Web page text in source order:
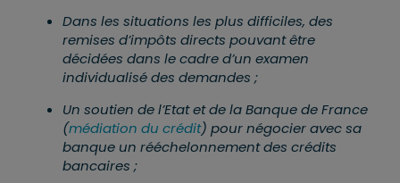
Dans les situations les plus difficiles, des
remises d’impôts directs pouvant être
décidées dans le cadre d’un examen
individualisé des demandes ;
Un soutien de l’Etat et de la Banque de France
(médiation du crédit) pour négocier avec sa
banque un rééchelonnement des crédits
bancaires ;